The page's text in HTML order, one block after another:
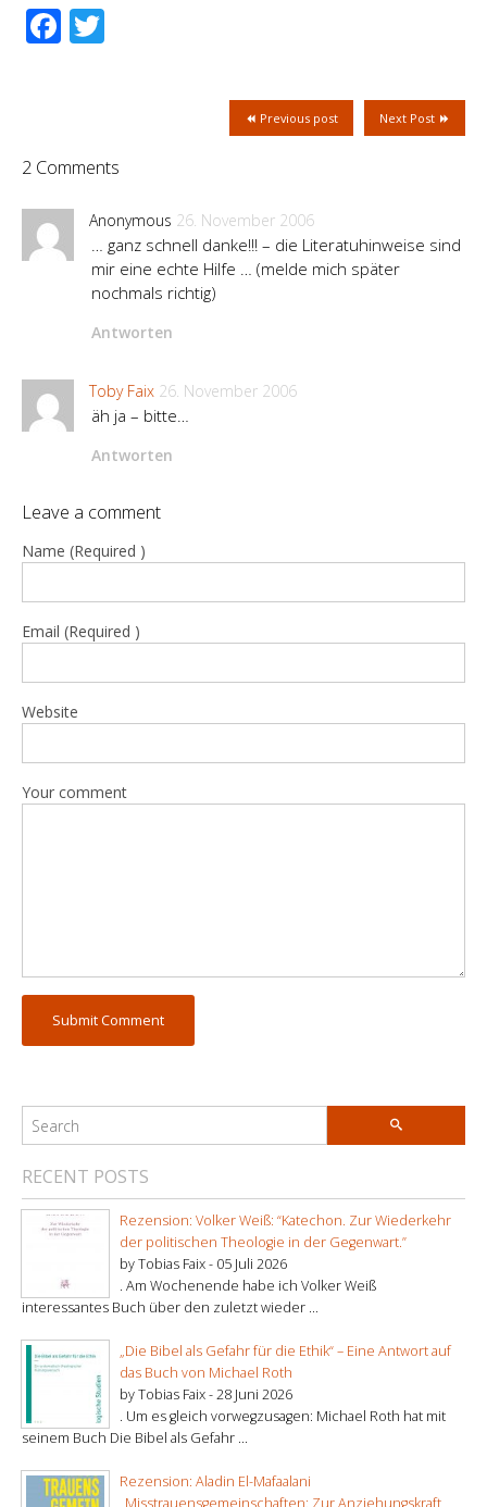
Facebook
Next Post
Previous post
2 Comments
Anonymous 26. November 2006
… ganz schnell danke!!! – die Literatuhinweise sind
mir eine echte Hilfe … (melde mich später
nochmals richtig)
Antworten
Toby Faix 26. November 2006
äh ja – bitte…
Antworten
Leave a comment
Name (Required )
Email (Required )
Website
Your comment
RECENT POSTS
Rezension: Volker Weiß: “Katechon. Zur Wiederkehr
der politischen Theologie in der Gegenwart.”
by Tobias Faix - 05 Juli 2026
. Am Wochenende habe ich Volker Weiß
interessantes Buch über den zuletzt wieder ...
„Die Bibel als Gefahr für die Ethik“ – Eine Antwort auf
das Buch von Michael Roth
by Tobias Faix -28 Juni 2026
. Um es gleich vorwegzusagen: Michael Roth hat mit
seinem Buch Die Bibel als Gefahr ...
Rezension: Aladin El-Mafaalani